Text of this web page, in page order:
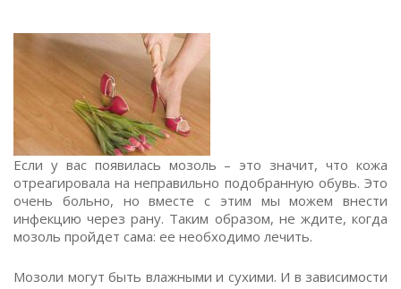
Если у вас появилась мозоль – это значит, что кожа
отреагировала на неправильно подобранную обувь. Это
очень больно, но вместе с этим мы можем внести
инфекцию через рану. Таким образом, не ждите, когда
мозоль пройдет сама: ее необходимо лечить.
Мозоли могут быть влажными и сухими. И в зависимости